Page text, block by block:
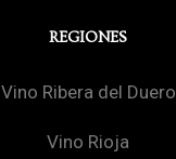
REGIONES
Vino Ribera del Duero
Vino Rioja